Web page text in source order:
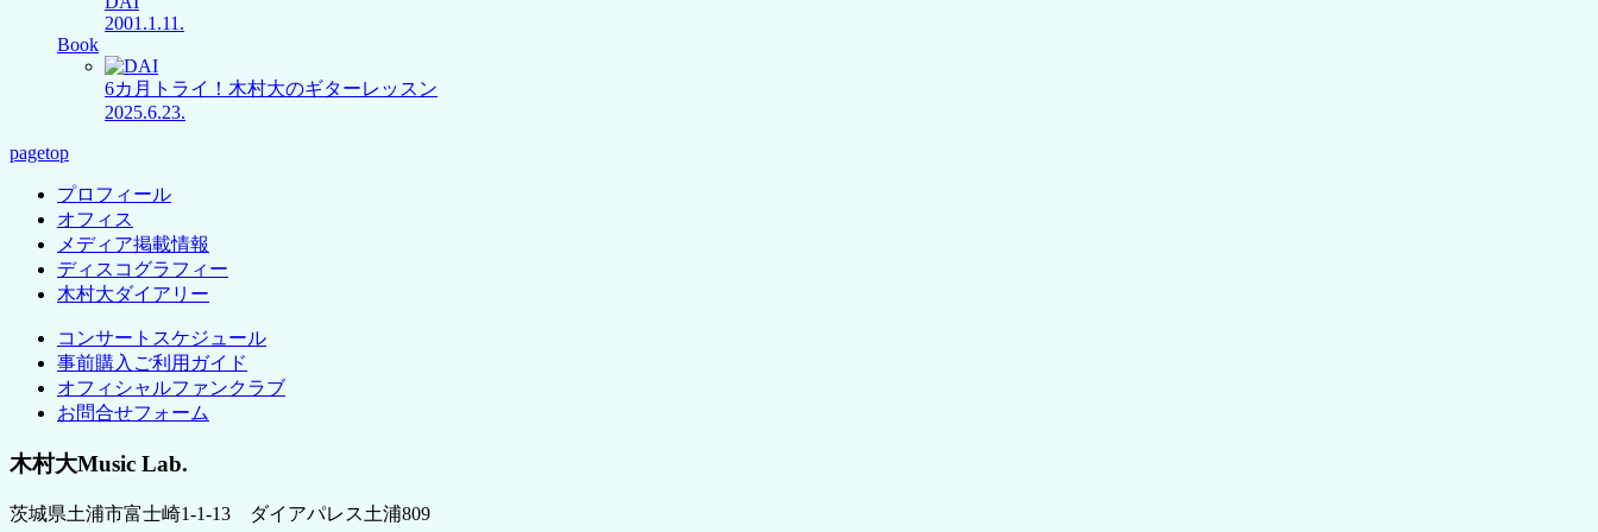
2001.1.11.
Book
6カ月トライ！木村大のギターレッスン
2025.6.23.
pagetop
プロフィール
オフィス
メディア掲載情報
ディスコグラフィー
木村大ダイアリー
コンサートスケジュール
事前購入ご利用ガイド
オフィシャルファンクラブ
お問合せフォーム
木村大Music Lab.
茨城県土浦市富士崎1-1-13 ダイアパレス土浦809